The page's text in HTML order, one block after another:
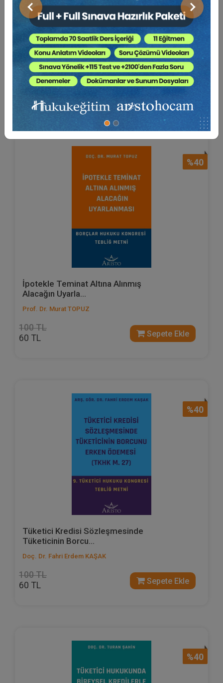
Önceki Sonraki
Vekilin Müvekkilin Banka
Hesabına İlişkin Hesap ...
Doç. Dr. Ali Hulki CİHAN
80 TL
48 TL Sepete Ekle
%40
İpotekle Teminat Altına Alınmış
Alacağın Uyarla...
Prof. Dr. Murat TOPUZ
100 TL
60 TL Sepete Ekle
%40
Tüketici Kredisi Sözleşmesinde
Tüketicinin Borcu...
Doç. Dr. Fahri Erdem KAŞAK
100 TL
60 TL Sepete Ekle
%40